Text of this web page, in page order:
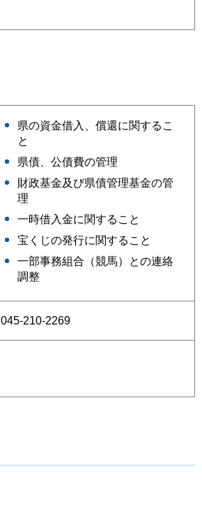
県の資金借入、償還に関するこ
と
県債、公債費の管理
財政基金及び県債管理基金の管
理
一時借入金に関すること
宝くじの発行に関すること
一部事務組合（競馬）との連絡
調整
045-210-2269